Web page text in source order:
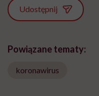
Udostępnij
Powiązane tematy:
koronawirus